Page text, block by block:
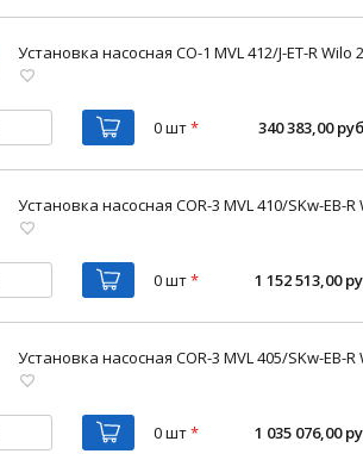
Установка насосная CO-1 MVL 412/J-ET-R Wilo
0 шт* 340 383,00
Установка насосная COR-3 MVL 410/SKw-EB-R
0 шт* 1 152 513,00
Установка насосная COR-3 MVL 405/SKw-EB-R
0 шт* 1 035 076,00